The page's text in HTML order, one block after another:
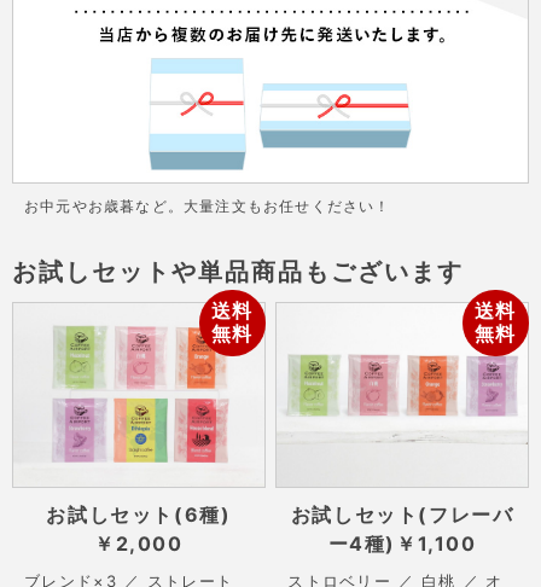
お中元やお歳暮など。大量注文もお任せください！
お試しセットや単品商品もございます
送料
無料
お試しセット(6種)
￥2,000
ブレンド×3 ／ ストレート
送料
無料
お試しセット(フレーバ
ー4種) ￥1,100
ストロベリー ／ 白桃 ／ オ